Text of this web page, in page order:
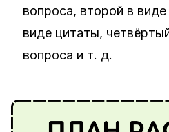
вопроса, второй в виде
виде цитаты,
вопроса и т. д.